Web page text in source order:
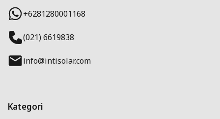
+6281280001168
(021) 6619838
info@intisolar.com
Kategori